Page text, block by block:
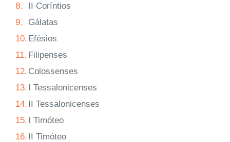
8.
II Coríntios
9.
Gálatas
10. Efésios
11. Filipenses
12. Colossenses
13. I Tessalonicenses
14. II Tessalonicenses
15. I Timóteo
16. II Timóteo